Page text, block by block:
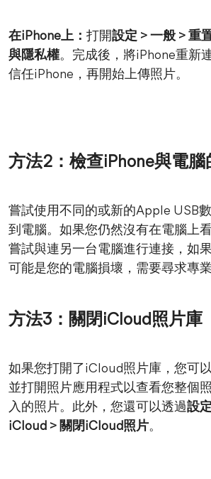
在iPhone上： 打開設定 > 一般 > 重
與隱私權。完成後，將iPhone重新
信任iPhone，再開始上傳照片。
方法2：檢查iPhone與電腦
嘗試使用不同的或新的Apple USB
到電腦。如果您仍然沒有在電腦上
嘗試與連另一台電腦進行連接，如
可能是您的電腦損壞，需要尋求專業
方法3：關閉iCloud照片庫
如果您打開了iCloud照片庫，您可
並打開照片應用程式以查看您整個
入的照片。此外，您還可以透過設
iCloud > 關閉iCloud照片。